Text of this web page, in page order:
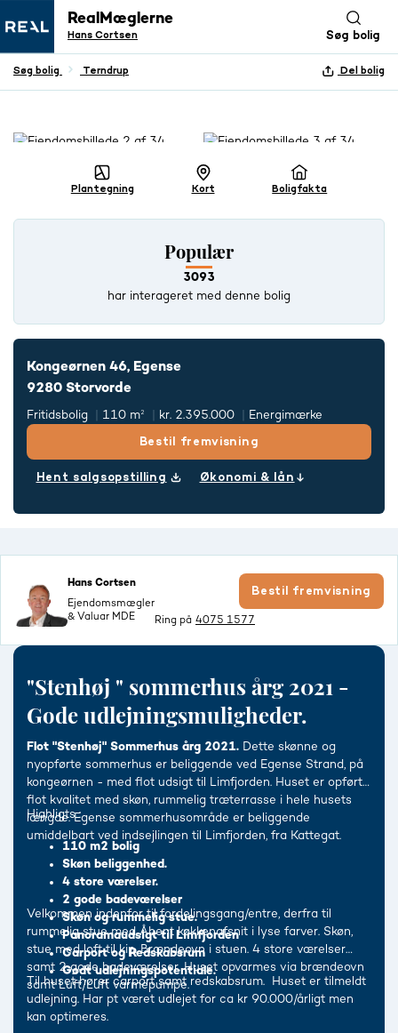
RealMæglerne
Hans Cortsen Søg bolig
Søg bolig Terndrup Del bolig
+ 33 BILLEDER
Boligfakta
Plantegning Kort
Populær
3093
har interageret med denne bolig
Kongeørnen 46, Egense
9280 Storvorde
Fritidsbolig 110 m² kr. 2.395.000 Energimærke
Bestil fremvisning
Hent salgsopstilling Økonomi & lån
Hans Cortsen
Ejendomsmægler
& Valuar MDE
Bestil fremvisning
Ring på 4075 1577
"Stenhøj " sommerhus årg 2021 -
Gode udlejningsmuligheder.
Flot "Stenhøj" Sommerhus årg 2021. Dette skønne og
nyopførte sommerhus er beliggende ved Egense Strand, på
kongeørnen - med flot udsigt til Limfjorden. Huset er opført i
flot kvalitet med skøn, rummelig træterrasse i hele husets
længde. Egense sommerhusområde er beliggende
umiddelbart ved indsejlingen til Limfjorden, fra Kattegat.
Highligts :
110 m2 bolig
Skøn beliggenhed.
4 store værelser.
2 gode badeværelser
Skøn og rummelig stue.
Panoramaudsigt til Limfjorden
Carport og Redskabsrum
Godt udlejningspotentiale.
Velkommen indenfor til fordelingsgang/entre, derfra til
rummelig stue med Åbent køkkenafsnit i lyse farver. Skøn,
stue med loft til kip. Brændeovn i stuen. 4 store værelser
samt 2 gode badeværelser. Huset opvarmes via brændeovn
samt Luft/Luft varmepumpe.
Til huset hører carport samt redskabsrum. Huset er tilmeldt
udlejning. Har pt været udlejet for ca kr 90.000/årligt men
kan optimeres.